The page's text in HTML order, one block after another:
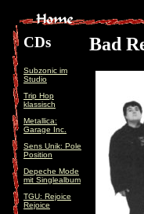
CDs
Subzonic im
Studio
Trip Hop
klassisch
Metallica:
Garage Inc.
Sens Unik: Pole
Position
Depeche Mode
mit Singlealbum
TGU: Rejoice
Rejoice
Bad